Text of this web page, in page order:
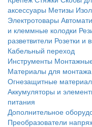
аксессуары Метизы
Электротовары
и клеммные колодки
разветвители Розетки и
Кабельный переход
Инструменты
Материалы для монтажа
Огнезащитные
Аккумуляторы и
питания
Дополнительное
Преобразователи